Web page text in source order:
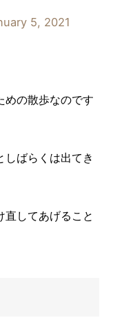
5, 2021
めの散歩なのです
しばらくは出てき
直してあげること